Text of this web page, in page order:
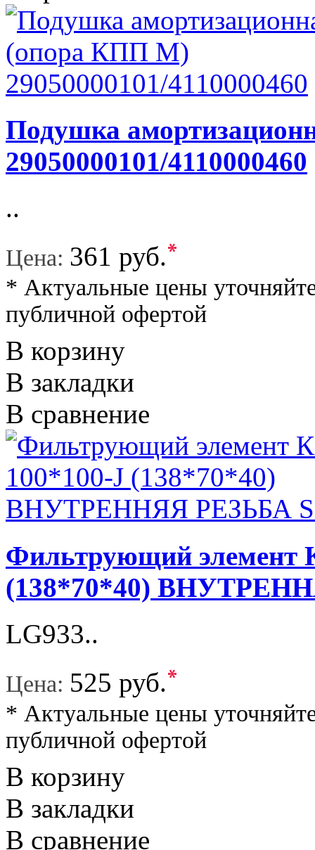
Подушка
29050000101/4110000460
..
Цена: 361 руб.*
* Актуальные цены
публичной офертой
В корзину
В закладки
В сравнение
Фильтрующий элемент
(138*70*40)
LG933..
Цена: 525 руб.*
* Актуальные цены
публичной офертой
В корзину
В закладки
В сравнение